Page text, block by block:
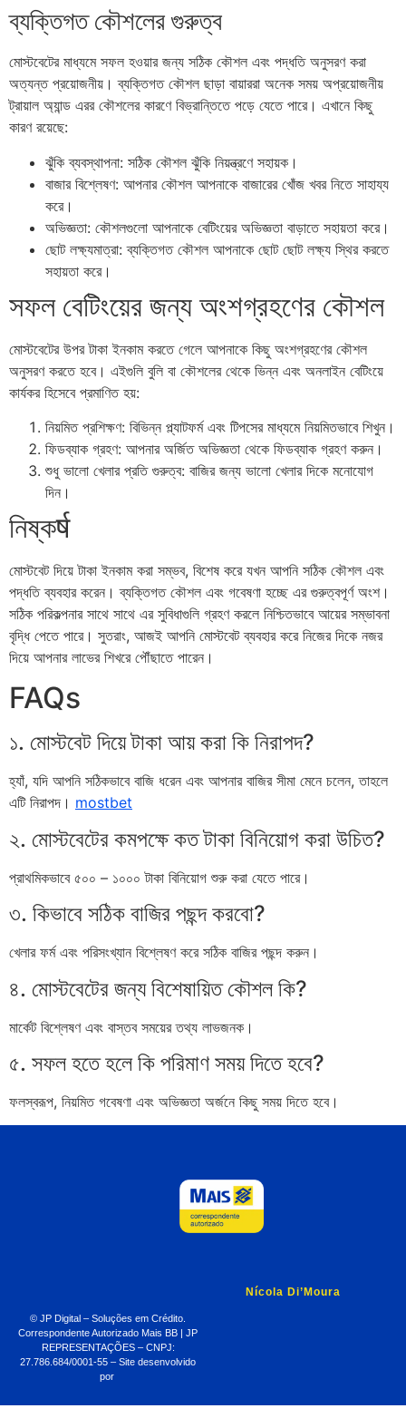
ব্যক্তিগত কৌশলের গুরুত্ব
মোস্টবেটের মাধ্যমে সফল হওয়ার জন্য সঠিক কৌশল এবং পদ্ধতি অনুসরণ করা
অত্যন্ত প্রয়োজনীয়। ব্যক্তিগত কৌশল ছাড়া বায়াররা অনেক সময় অপ্রয়োজনীয়
ট্রায়াল অ্যান্ড এরর কৌশলের কারণে বিভ্রান্তিতে পড়ে যেতে পারে। এখানে কিছু
কারণ রয়েছে:
ঝুঁকি ব্যবস্থাপনা: সঠিক কৌশল ঝুঁকি নিয়ন্ত্রণে সহায়ক।
বাজার বিশ্লেষণ: আপনার কৌশল আপনাকে বাজারের খোঁজ খবর নিতে সাহায্য
করে।
অভিজ্ঞতা: কৌশলগুলো আপনাকে বেটিংয়ের অভিজ্ঞতা বাড়াতে সহায়তা করে।
ছোট লক্ষ্যমাত্রা: ব্যক্তিগত কৌশল আপনাকে ছোট ছোট লক্ষ্য স্থির করতে
সহায়তা করে।
সফল বেটিংয়ের জন্য অংশগ্রহণের কৌশল
মোস্টবেটের উপর টাকা ইনকাম করতে গেলে আপনাকে কিছু অংশগ্রহণের কৌশল
অনুসরণ করতে হবে। এইগুলি বুলি বা কৌশলের থেকে ভিন্ন এবং অনলাইন বেটিংয়ে
কার্যকর হিসেবে প্রমাণিত হয়:
নিয়মিত প্রশিক্ষণ: বিভিন্ন প্ল্যাটফর্ম এবং টিপসের মাধ্যমে নিয়মিতভাবে শিখুন।
ফিডব্যাক গ্রহণ: আপনার অর্জিত অভিজ্ঞতা থেকে ফিডব্যাক গ্রহণ করুন।
শুধু ভালো খেলার প্রতি গুরুত্ব: বাজির জন্য ভালো খেলার দিকে মনোযোগ
দিন।
নিষ্কर्ष
মোস্টবেট দিয়ে টাকা ইনকাম করা সম্ভব, বিশেষ করে যখন আপনি সঠিক কৌশল এবং
পদ্ধতি ব্যবহার করেন। ব্যক্তিগত কৌশল এবং গবেষণা হচ্ছে এর গুরুত্বপূর্ণ অংশ।
সঠিক পরিকল্পনার সাথে সাথে এর সুবিধাগুলি গ্রহণ করলে নিশ্চিতভাবে আয়ের সম্ভাবনা
বৃদ্ধি পেতে পারে। সুতরাং, আজই আপনি মোস্টবেট ব্যবহার করে নিজের দিকে নজর
দিয়ে আপনার লাভের শিখরে পৌঁছাতে পারেন।
FAQs
১. মোস্টবেট দিয়ে টাকা আয় করা কি নিরাপদ?
হ্যাঁ, যদি আপনি সঠিকভাবে বাজি ধরেন এবং আপনার বাজির সীমা মেনে চলেন, তাহলে
এটি নিরাপদ। mostbet
২. মোস্টবেটের কমপক্ষে কত টাকা বিনিয়োগ করা উচিত?
প্রাথমিকভাবে ৫০০ – ১০০০ টাকা বিনিয়োগ শুরু করা যেতে পারে।
৩. কিভাবে সঠিক বাজির পছন্দ করবো?
খেলার ফর্ম এবং পরিসংখ্যান বিশ্লেষণ করে সঠিক বাজির পছন্দ করুন।
৪. মোস্টবেটের জন্য বিশেষায়িত কৌশল কি?
মার্কেট বিশ্লেষণ এবং বাস্তব সময়ের তথ্য লাভজনক।
৫. সফল হতে হলে কি পরিমাণ সময় দিতে হবে?
ফলস্বরূপ, নিয়মিত গবেষণা এবং অভিজ্ঞতা অর্জনে কিছু সময় দিতে হবে।
© JP Digital – Soluções em Crédito.
Correspondente Autorizado Mais BB | JP
REPRESENTAÇÕES – CNPJ:
27.786.684/0001-55 – Site desenvolvido
por
Nícola Di’Moura